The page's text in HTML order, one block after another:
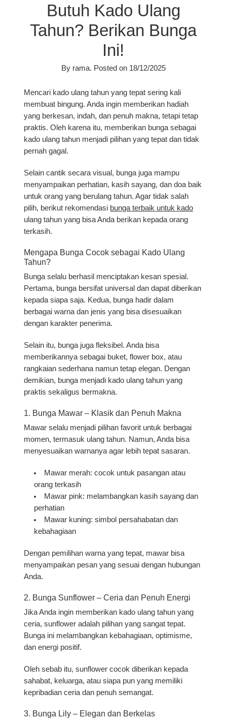
Butuh Kado Ulang
Tahun? Berikan Bunga
Ini!
By rama. Posted on 18/12/2025
Mencari kado ulang tahun yang tepat sering kali
membuat bingung. Anda ingin memberikan hadiah
yang berkesan, indah, dan penuh makna, tetapi tetap
praktis. Oleh karena itu, memberikan bunga sebagai
kado ulang tahun menjadi pilihan yang tepat dan tidak
pernah gagal.
Selain cantik secara visual, bunga juga mampu
menyampaikan perhatian, kasih sayang, dan doa baik
untuk orang yang berulang tahun. Agar tidak salah
pilih, berikut rekomendasi bunga terbaik untuk kado
ulang tahun yang bisa Anda berikan kepada orang
terkasih.
Mengapa Bunga Cocok sebagai Kado Ulang
Tahun?
Bunga selalu berhasil menciptakan kesan spesial.
Pertama, bunga bersifat universal dan dapat diberikan
kepada siapa saja. Kedua, bunga hadir dalam
berbagai warna dan jenis yang bisa disesuaikan
dengan karakter penerima.
Selain itu, bunga juga fleksibel. Anda bisa
memberikannya sebagai buket, flower box, atau
rangkaian sederhana namun tetap elegan. Dengan
demikian, bunga menjadi kado ulang tahun yang
praktis sekaligus bermakna.
1. Bunga Mawar – Klasik dan Penuh Makna
Mawar selalu menjadi pilihan favorit untuk berbagai
momen, termasuk ulang tahun. Namun, Anda bisa
menyesuaikan warnanya agar lebih tepat sasaran.
Mawar merah: cocok untuk pasangan atau
orang terkasih
Mawar pink: melambangkan kasih sayang dan
perhatian
Mawar kuning: simbol persahabatan dan
kebahagiaan
Dengan pemilihan warna yang tepat, mawar bisa
menyampaikan pesan yang sesuai dengan hubungan
Anda.
2. Bunga Sunflower – Ceria dan Penuh Energi
Jika Anda ingin memberikan kado ulang tahun yang
ceria, sunflower adalah pilihan yang sangat tepat.
Bunga ini melambangkan kebahagiaan, optimisme,
dan energi positif.
Oleh sebab itu, sunflower cocok diberikan kepada
sahabat, keluarga, atau siapa pun yang memiliki
kepribadian ceria dan penuh semangat.
3. Bunga Lily – Elegan dan Berkelas